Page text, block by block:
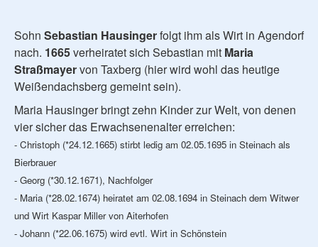
Sohn Sebastian Hausingerfolgt ihm als Wirt in Agendorf
nach. 1665verheiratet sich Sebastian mit Maria
Straßmayervon Taxberg (hier wird wohl das heutige
Weißendachsberg gemeint sein).
Maria Hausinger bringt zehn Kinder zur Welt, von denen
vier sicher das Erwachsenenalter erreichen:
- Christoph (*24.12.1665) stirbt ledig am 02.05.1695 in Steinach als
Bierbrauer
- Georg (*30.12.1671), Nachfolger
- Maria (*28.02.1674) heiratet am 02.08.1694 in Steinach dem Witwer
und Wirt Kaspar Miller von Aiterhofen
- Johann (*22.06.1675) wird evtl. Wirt in Schönstein